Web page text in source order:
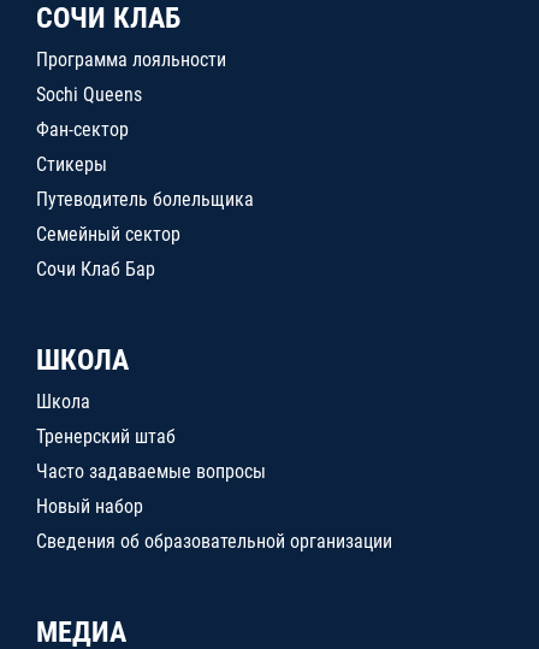
СОЧИ КЛАБ
Программа лояльности
Sochi Queens
Фан-сектор
Стикеры
Путеводитель болельщика
Семейный сектор
Сочи Клаб Бар
ШКОЛА
Школа
Тренерский штаб
Часто задаваемые вопросы
Новый набор
Сведения об образовательной организации
МЕДИА